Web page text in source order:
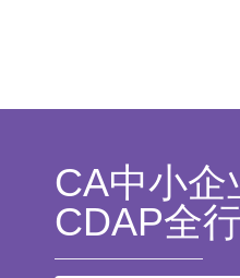
CA中小企
CDAP全